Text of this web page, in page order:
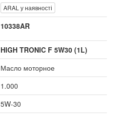
ARAL у наявності
10338AR
HIGH TRONIC F 5W30 (1L)
Масло моторное
1.000
5W-30